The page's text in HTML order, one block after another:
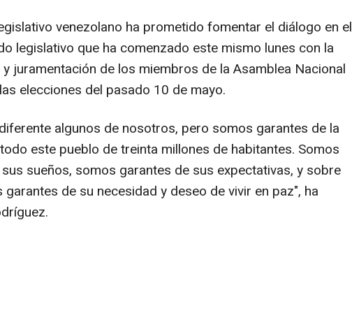
venezolano ha prometido fomentar el diálogo en el
legislativo que ha comenzado este mismo lunes con la
juramentación de los miembros de la Asamblea Nacional
elecciones del pasado 10 de mayo.
algunos de nosotros, pero somos garantes de la
este pueblo de treinta millones de habitantes. Somos
sueños, somos garantes de sus expectativas, y sobre
de su necesidad y deseo de vivir en paz", ha